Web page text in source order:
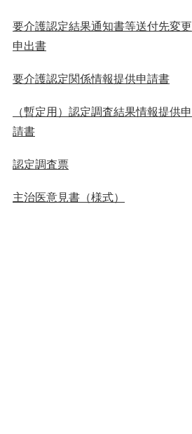
要介護認定結果通知書等送付先変更
申出書
要介護認定関係情報提供申請書
（暫定用）認定調査結果情報提供申
請書
認定調査票
主治医意見書（様式）